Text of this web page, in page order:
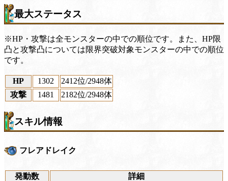
最大ステータス
※HP・攻撃は全モンスターの中での順位です。また、HP限
凸と攻撃凸については限界突破対象モンスターの中での順位
です。
HP 1302 2412位/2948体
攻撃
1481 2182位/2948体
スキル情報
フレアドレイク
発動数 詳細